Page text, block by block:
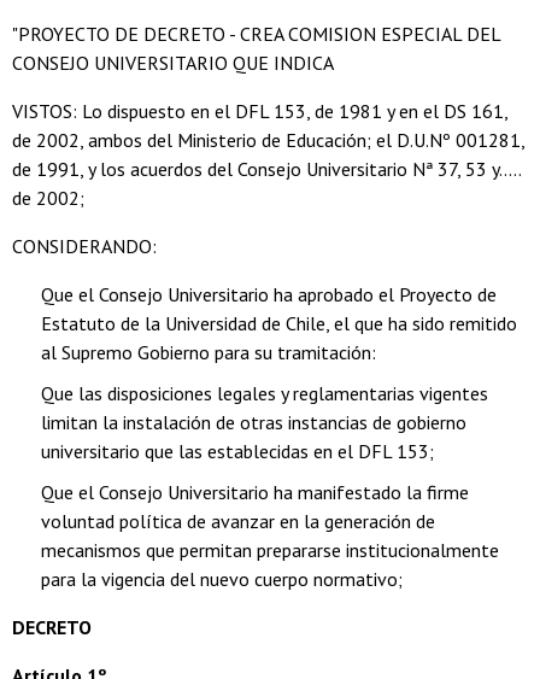
"PROYECTO DE DECRETO - CREA COMISION ESPECIAL DEL
CONSEJO UNIVERSITARIO QUE INDICA
VISTOS: Lo dispuesto en el DFL 153, de 1981 y en el DS 161,
de 2002, ambos del Ministerio de Educación; el D.U.Nº 001281,
de 1991, y los acuerdos del Consejo Universitario Nª 37, 53 y.....
de 2002;
CONSIDERANDO:
Que el Consejo Universitario ha aprobado el Proyecto de
Estatuto de la Universidad de Chile, el que ha sido remitido
al Supremo Gobierno para su tramitación:
Que las disposiciones legales y reglamentarias vigentes
limitan la instalación de otras instancias de gobierno
universitario que las establecidas en el DFL 153;
Que el Consejo Universitario ha manifestado la firme
voluntad política de avanzar en la generación de
mecanismos que permitan prepararse institucionalmente
para la vigencia del nuevo cuerpo normativo;
DECRETO